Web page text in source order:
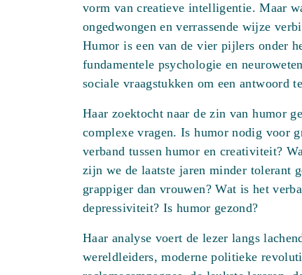
pijlers
onder
het
vorm van creatieve intelligentie. Maar
ongedwongen en verrassende wijze
Humor is een van de vier pijlers onder
fundamentele psychologie en
sociale vraagstukken om een antwoord
Haar zoektocht naar de zin van humor
complexe vragen. Is humor nodig voor
verband tussen humor en creativiteit?
zijn we de laatste jaren minder tolerant
grappiger dan vrouwen? Wat is het
depressiviteit? Is humor gezond?
Haar analyse voert de lezer langs
wereldleiders, moderne politieke